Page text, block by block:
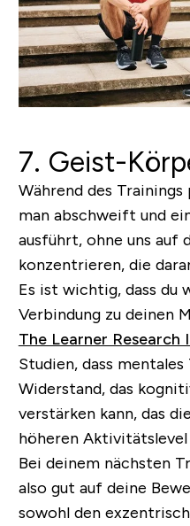
7. Geist-
Während des Trainings
man abschweift und
ausführt, ohne uns auf
konzentrieren, die
Es ist wichtig, dass du
Verbindung zu deinen
The Learner Research
Studien, dass
Widerstand, das
verstärken kann, das
höheren
Bei deinem nächsten
also gut auf deine
sowohl den